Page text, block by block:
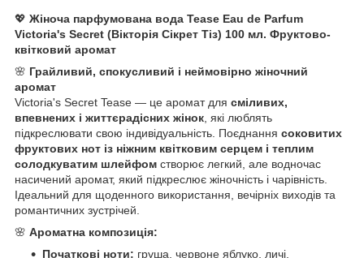
💖 Жіноча парфумована вода Tease Eau de Parfum
Victoria's Secret (Вікторія Сікрет Тіз) 100 мл. Фруктово-
квітковий аромат
🌸 Грайливий, спокусливий і неймовірно жіночний
аромат
Victoria's Secret Tease — це аромат для сміливих,
впевнених і життєрадісних жінок , які люблять
підкреслювати свою індивідуальність. Поєднання соковитих
фруктових нот із ніжним квітковим серцем і теплим
солодкуватим шлейфом створює легкий, але водночас
насичений аромат, який підкреслює жіночність і чарівність.
Ідеальний для щоденного використання, вечірніх виходів та
романтичних зустрічей.
🌸 Ароматна композиція:
Початкові ноти: груша, червоне яблуко, личі,